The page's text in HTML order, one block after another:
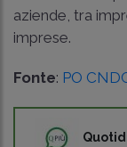
aziende, tra
imprese.
Fonte: PO